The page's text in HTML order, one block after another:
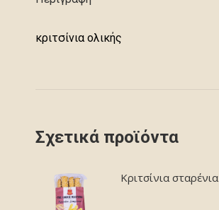
κριτσίνια ολικής
Σχετικά προϊόντα
Κριτσίνια σταρένια